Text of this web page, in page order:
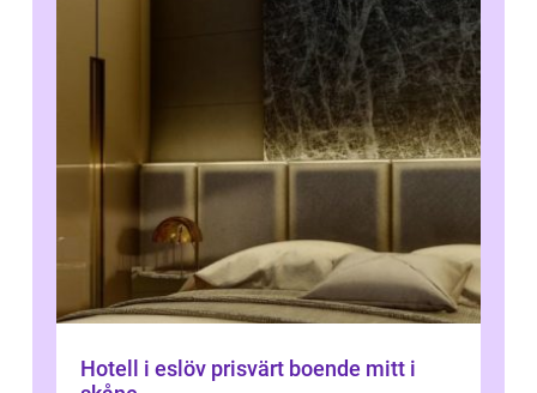
Hotell i eslöv prisvärt boende mitt i